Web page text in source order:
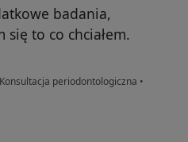
badania,
się to co chciałem.
Konsultacja periodontologiczna •